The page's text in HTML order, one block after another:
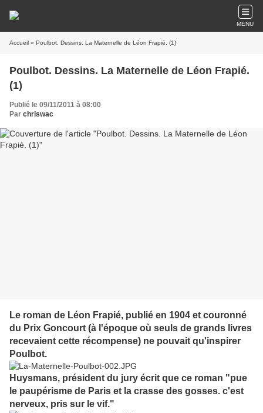
MENU
Accueil » Poulbot. Dessins. La Maternelle de Léon Frapié. (1)
Poulbot. Dessins. La Maternelle de Léon Frapié.
(1)
Publié le 09/11/2011 à 08:00
Par chriswac
Le roman de Léon Frapié, publié en 1904 et couronné
du Prix Goncourt (à l'époque où seuls de grands livres
recevaient cette récompense) ne pouvait qu'inspirer
Poulbot.
Huysmans, président du jury écrit que ce roman "pue
le paupérisme de Paris et la crasse des gosses. c'est
nerveux, pris sur le vif."